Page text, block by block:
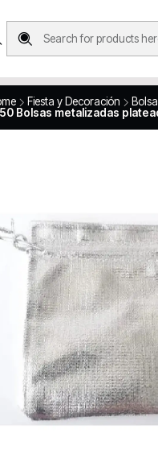
Fiesta y Decoración
50 Bolsas metalizadas